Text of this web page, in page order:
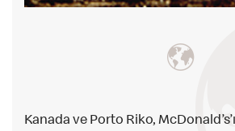
Kanada ve Porto Riko,